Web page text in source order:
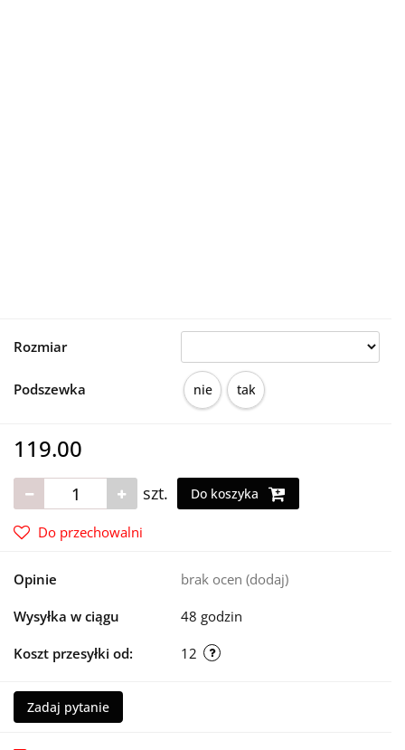
Rozmiar
Podszewka nie tak
119.00
szt. Do koszyka
Do przechowalni
Opinie brak ocen (dodaj)
Wysyłka w ciągu 48 godzin
Koszt przesyłki od: 12
Zadaj pytanie